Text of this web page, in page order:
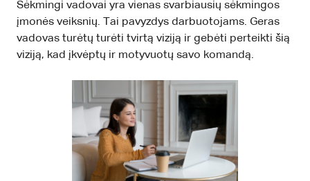
Sėkmingi vadovai yra vienas svarbiausių sėkmingos
įmonės veiksnių. Tai pavyzdys darbuotojams. Geras
vadovas turėtų turėti tvirtą viziją ir gebėti perteikti šią
viziją, kad įkvėptų ir motyvuotų savo komandą.